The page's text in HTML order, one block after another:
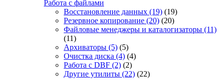
Работа с файлами
Восстановление данных (19) (19)
Резервное копирование (20) (20)
Файловые менеджеры и каталогизаторы (11)
(11)
Архиваторы (5) (5)
Очистка диска (4) (4)
Работа с DBF (2) (2)
Другие утилиты (22) (22)